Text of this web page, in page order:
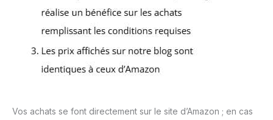
Vos achats se font directement sur le site d’Amazon ; en cas